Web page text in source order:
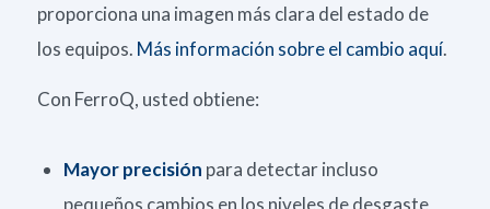
proporciona una imagen más clara del estado de
los equipos. Más información sobre el cambio aquí.
Con FerroQ, usted obtiene:
Mayor precisión para detectar incluso
pequeños cambios en los niveles de desgaste